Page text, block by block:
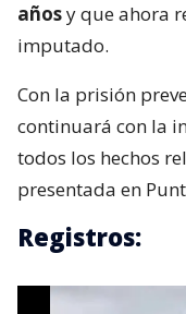
añosy que ahora
imputado.
Con la prisión
continuará con la
todos los hechos
presentada en
Registros: